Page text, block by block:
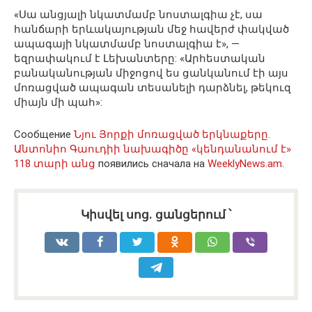
«Սա անցյալի նկատմամբ նոստալգիա չէ, սա
հանճարի երևակայության մեջ հավերժ փակված
ապագայի նկատմամբ նոստալգիա է», —
եզրափակում է Լեխանտերը: «Արհեստական ​​
բանականության միջոցով ես ցանկանում էի այս
մոռացված ապագան տեսանելի դարձնել, թեկուզ
միայն մի պահ»:
Сообщение Նյու Յորքի մոռացված երկնաքերը.
Անտոնիո Գաուդիի նախագիծը «կենդանանում է»
118 տարի անց появились сначала на WeeklyNews.am.
Կիսվել սոց․ ցանցերում ՝